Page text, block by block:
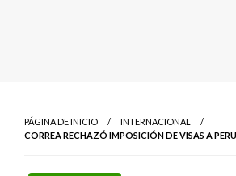
PÁGINA DE INICIO
INTERNACIONAL
CORREA RECHAZÓ IMPOSICIÓN DE VISAS A